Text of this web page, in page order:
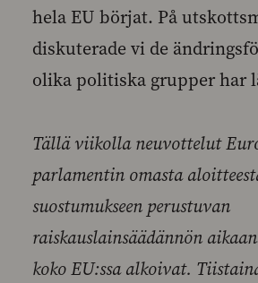
hela EU börjat. På
diskuterade vi de
olika politiska grupper har
Tällä viikolla neuvottelut
parlamentin omasta
suostumukseen perustuvan
raiskauslainsäädännön
koko EU:ssa alkoivat.